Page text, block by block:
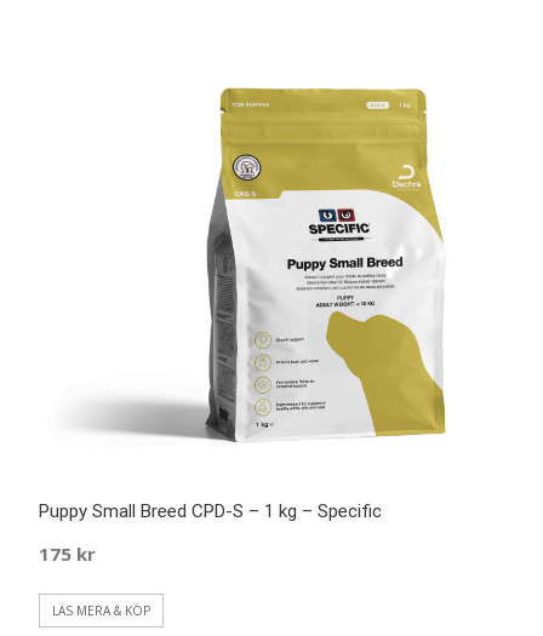
Puppy Small Breed CPD-S – 1 kg – Specific
175 kr
LÄS MERA & KÖP